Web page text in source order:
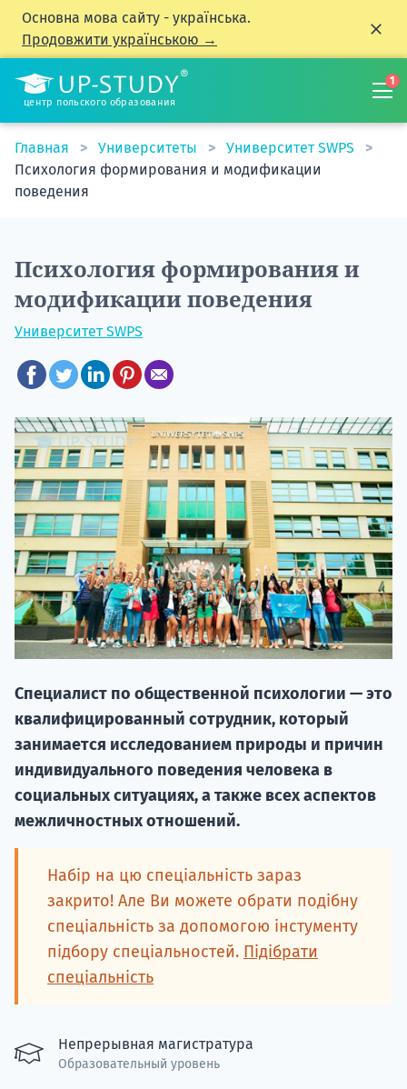
Основна мова сайту - українська.
Продовжити українською →
центр польского образования
1
Главная Университеты
Университет SWPS
Психология формирования и модификации
поведения
Психология формирования и
модификации поведения
Университет SWPS
Специалист по общественной психологии — это
квалифицированный сотрудник, который
занимается исследованием природы и причин
индивидуального поведения человека в
социальных ситуациях, а также всех аспектов
межличностных отношений.
Набір на цю спеціальність зараз
закрито! Але Ви можете обрати подібну
спеціальність за допомогою інстументу
підбору спеціальностей. Підібрати
спеціальність
Непрерывная магистратура
Образовательный уровень
НАБОР